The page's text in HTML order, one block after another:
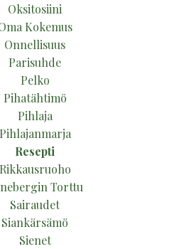
Oksitosiini
Kokemus
Onnellisuus
Parisuhde
Pelko
Pihatähtimö
Pihlaja
Pihlajanmarja
Resepti
Rikkausruoho
Torttu
Sairaudet
Siankärsämö
Sienet